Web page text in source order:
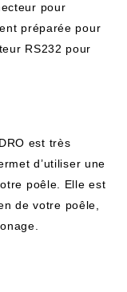
pour
préparée pour
RS232 pour
est très
d’utiliser une
poêle. Elle est
de votre poêle,